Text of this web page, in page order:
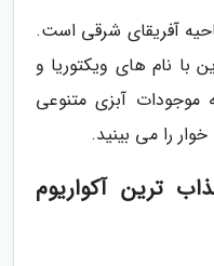
آفریقای شرقی است.
با نام های ویکتوریا و
موجودات آبزی متنوعی
را می بینید.
ترین آکواریوم